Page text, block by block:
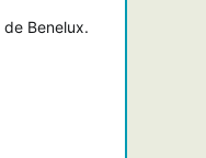
Benelux.